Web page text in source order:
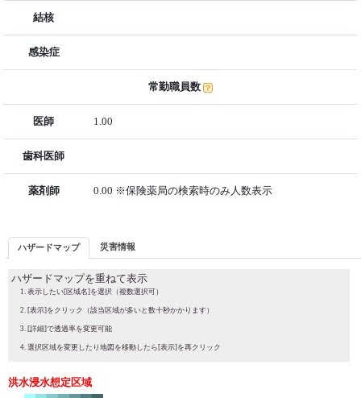
結核
感染症
常勤職員数
医師 1.00
歯科医師
薬剤師 0.00 ※保険薬局の検索時のみ人数表示
ハザードマップ 災害情報
ハザードマップを重ねて表示
表示したい[区域名]を選択（複数選択可）
[表示]をクリック（該当区域が多いと数十秒かかります）
[詳細]で透過率を変更可能
選択区域を変更したり地図を移動したら[表示]を再クリック
洪水浸水想定区域